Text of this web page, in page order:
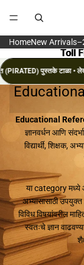
HomeNew
Toll
Toll
पुस्तके टाळा •
Educational
ज्ञानवर्धन आणि
विद्यार्थी, शिक्षक,
या category मध्ये
अभ्यासासाठी उपयुक्त
विविध विषयांवरील
स्वतःचे ज्ञान